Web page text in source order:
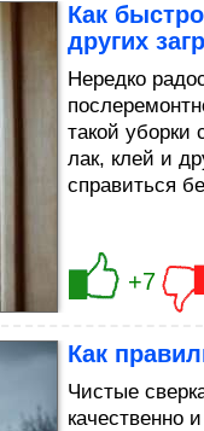
Как
других
Нередко
такой уборки
лак, клей и
справиться
+7
Как
Чистые
качественно